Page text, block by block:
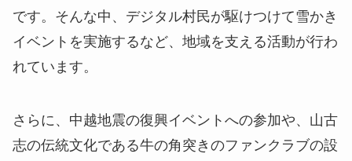
です。そんな中、デジタル村民が駆けつけて雪かき
イベントを実施するなど、地域を支える活動が行わ
れています。
さらに、中越地震の復興イベントへの参加や、山古
志の伝統文化である牛の角突きのファンクラブの設